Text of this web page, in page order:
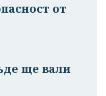
от
ще вали